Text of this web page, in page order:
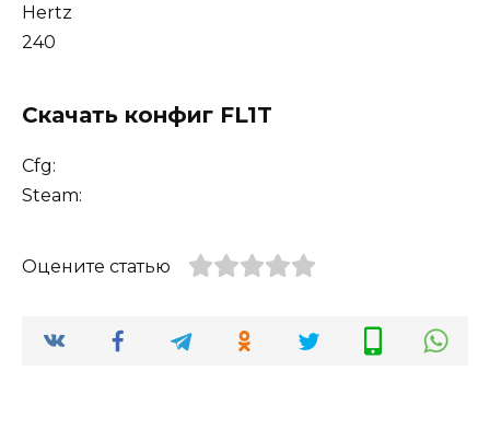
Hertz
240
Скачать конфиг FL1T
Cfg:
Steam:
Оцените статью